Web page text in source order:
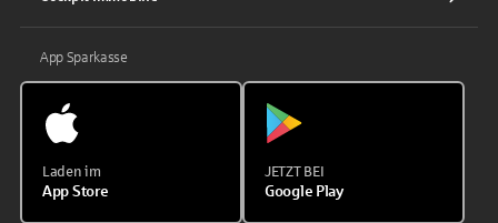
App Sparkasse
Laden im
App Store
JETZT BEI
Google Play